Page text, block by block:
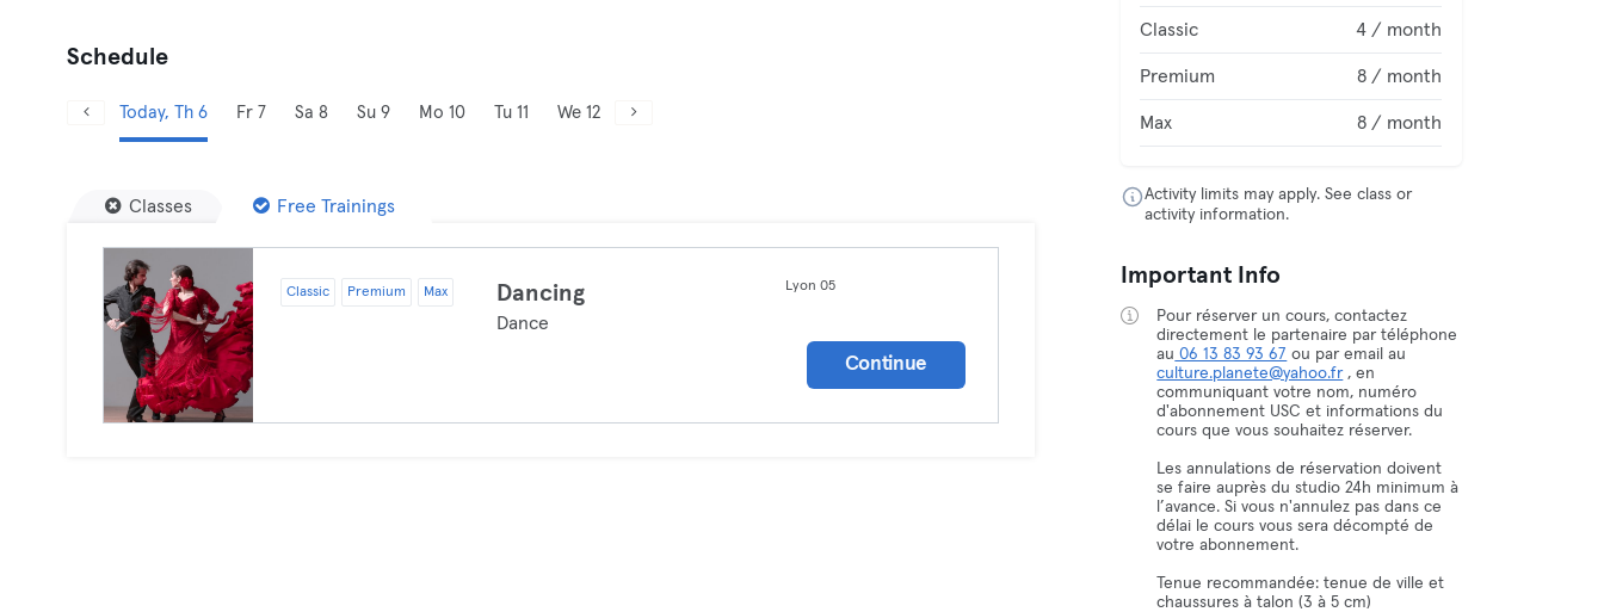
Schedule
Today, Th 6 Fr 7 Sa 8 Su 9 Mo 10 Tu 11 We 12
Classes Free Trainings
Classic Premium Max Dancing
Dance
Lyon 05
Continue
Classic 4 / month
Premium 8 / month
Max 8 / month
Activity limits may apply. See class or
activity information.
Important Info
Pour réserver un cours, contactez
directement le partenaire par téléphone
au 06 13 83 93 67 ou par email au
culture.planete@yahoo.fr, en
communiquant votre nom, numéro
d'abonnement USC et informations du
cours que vous souhaitez réserver.
Les annulations de réservation doivent
se faire auprès du studio 24h minimum à
l’avance. Si vous n'annulez pas dans ce
délai le cours vous sera décompté de
votre abonnement.
Tenue recommandée: tenue de ville et
chaussures à talon (3 à 5 cm)